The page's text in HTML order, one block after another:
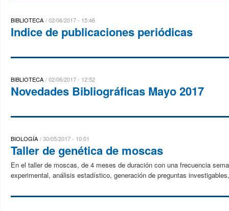
BIBLIOTECA 02/06/2017 - 15:46
Indice de publicaciones periódicas
BIBLIOTECA 02/06/2017 - 12:52
Novedades Bibliográficas Mayo 2017
BIOLOGÍA 30/05/2017 - 10:01
Taller de genética de moscas
En el taller de moscas, de 4 meses de duración con una frecuencia
experimental, análisis estadístico, generación de preguntas